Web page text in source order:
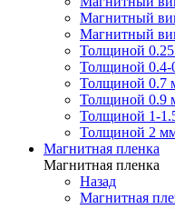
Магнитный
Магнитный
Толщиной
Толщиной 0.4-
Толщиной 0.7
Толщиной 0.9
Толщиной 1-
Толщиной 2
Магнитная пленка
Магнитная пленка
Назад
Магнитная